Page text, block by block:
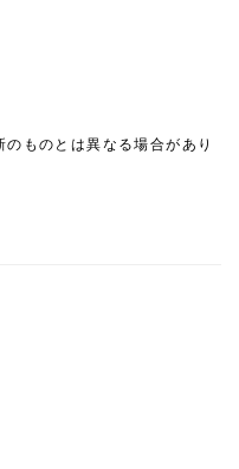
ものとは異なる場合があり